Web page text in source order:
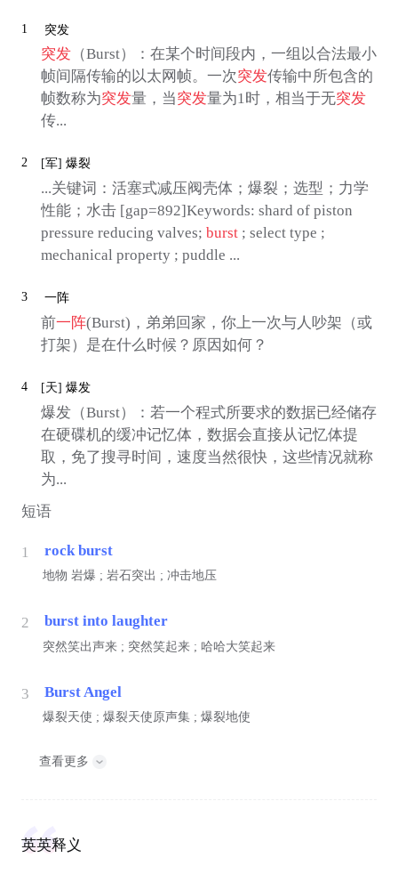
1 突发
突发（Burst）：在某个时间段内，一组以合法最小
帧间隔传输的以太网帧。一次突发传输中所包含的
帧数称为突发量，当突发量为1时，相当于无突发
传...
2 [军] 爆裂
...关键词：活塞式减压阀壳体；爆裂；选型；力学
性能；水击 [gap=892]Keywords: shard of piston
pressure reducing valves; burst; select type ;
mechanical property ; puddle ...
3 一阵
前一阵(Burst)，弟弟回家，你上一次与人吵架（或
打架）是在什么时候？原因如何？
4 [天] 爆发
爆发（Burst）：若一个程式所要求的数据已经储存
在硬碟机的缓冲记忆体，数据会直接从记忆体提
取，免了搜寻时间，速度当然很快，这些情况就称
为...
短语
1 rock burst
地物 岩爆 ; 岩石突出 ; 冲击地压
2 burst into laughter
突然笑出声来 ; 突然笑起来 ; 哈哈大笑起来
3 Burst Angel
爆裂天使 ; 爆裂天使原声集 ; 爆裂地使
查看更多
英英释义